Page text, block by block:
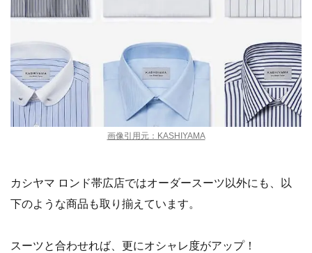
画像引用元：KASHIYAMA
カシヤマ ロンド帯広店ではオーダースーツ以外にも、以
下のような商品も取り揃えています。
スーツと合わせれば、更にオシャレ度がアップ！